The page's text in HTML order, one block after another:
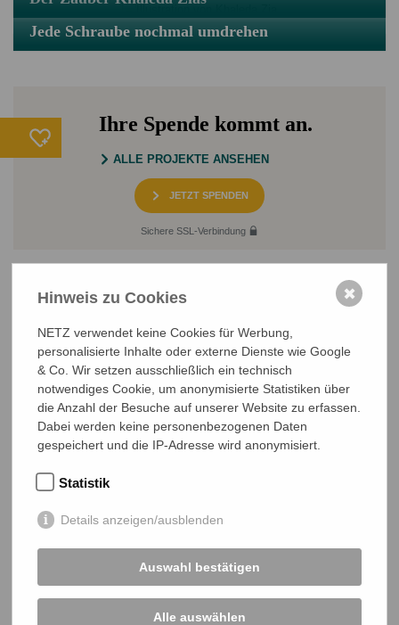
Jede Schraube nochmal umdrehen
Ihre Spende kommt an.
ALLE PROJEKTE ANSEHEN
JETZT SPENDEN
Sichere SSL-Verbindung
NETZ Partnerschaft für Entwicklung und Gerechtigkeit e.V.
Marktlaubenstraße 9
35390 Gießen
netz@bangladesch.org
START
Projekte
Hinweis zu Cookies
NETZ verwendet keine Cookies für Werbung,
personalisierte Inhalte oder externe Dienste wie Google
& Co. Wir setzen ausschließlich ein technisch
notwendiges Cookie, um anonymisierte Statistiken über
die Anzahl der Besuche auf unserer Website zu erfassen.
Dabei werden keine personenbezogenen Daten
gespeichert und die IP-Adresse wird anonymisiert.
Statistik
Details anzeigen/ausblenden
Auswahl bestätigen
Alle auswählen
✖